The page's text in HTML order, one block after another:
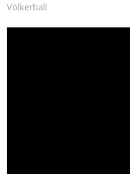
Völkerball